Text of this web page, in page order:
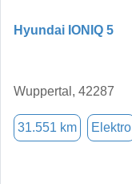
Hyundai IONIQ 5
Wuppertal, 42287
31.551 km Elektro